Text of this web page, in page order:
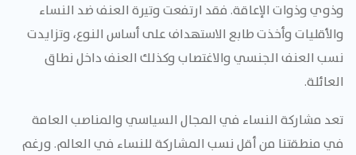
وذوي وذوات الإعاقة. فقد ارتفعت وتيرة العنف ضد النساء
والأقليات وأخذت طابع الاستهداف على أساس النوع، وتزايدت
نسب العنف الجنسي والاغتصاب وكذلك العنف داخل نطاق
العائلة.
تعد مشاركة النساء في المجال السياسي والمناصب العامة
في منطقتنا من أقل نسب المشاركة للنساء في العالم. ورغم